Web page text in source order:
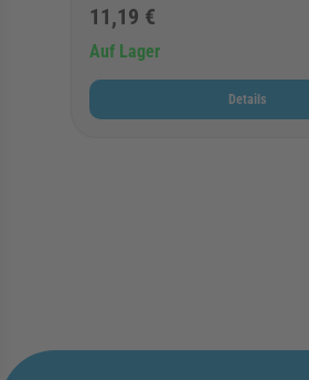
11,19 €
Auf Lager
Details